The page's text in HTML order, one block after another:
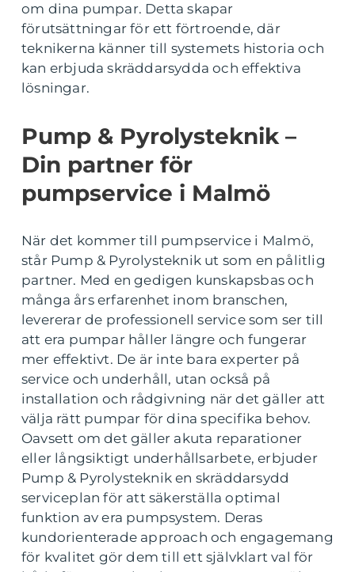
om dina pumpar. Detta skapar
förutsättningar för ett förtroende, där
teknikerna känner till systemets historia och
kan erbjuda skräddarsydda och effektiva
lösningar.
Pump & Pyrolysteknik –
Din partner för
pumpservice i Malmö
När det kommer till pumpservice i Malmö,
står Pump & Pyrolysteknik ut som en pålitlig
partner. Med en gedigen kunskapsbas och
många års erfarenhet inom branschen,
levererar de professionell service som ser till
att era pumpar håller längre och fungerar
mer effektivt. De är inte bara experter på
service och underhåll, utan också på
installation och rådgivning när det gäller att
välja rätt pumpar för dina specifika behov.
Oavsett om det gäller akuta reparationer
eller långsiktigt underhållsarbete, erbjuder
Pump & Pyrolysteknik en skräddarsydd
serviceplan för att säkerställa optimal
funktion av era pumpsystem. Deras
kundorienterade approach och engagemang
för kvalitet gör dem till ett självklart val för